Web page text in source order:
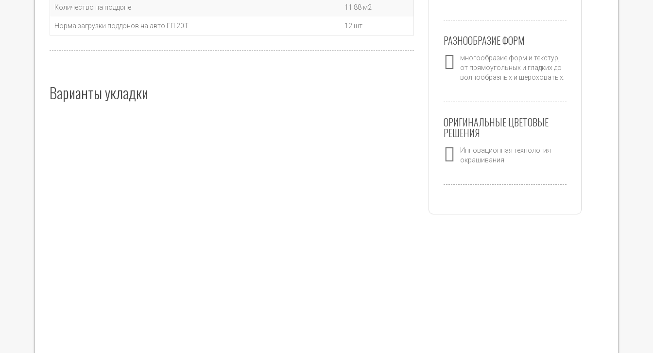
Количество на поддоне 11.88 м2
Норма загрузки поддонов на авто ГП 20Т 12 шт
Варианты укладки
РАЗНООБРАЗИЕ ФОРМ
многообразие форм и текстур,
от прямоугольных и гладких до
волнообразных и шероховатых.
ОРИГИНАЛЬНЫЕ ЦВЕТОВЫЕ
РЕШЕНИЯ
Инновационная технология
окрашивания